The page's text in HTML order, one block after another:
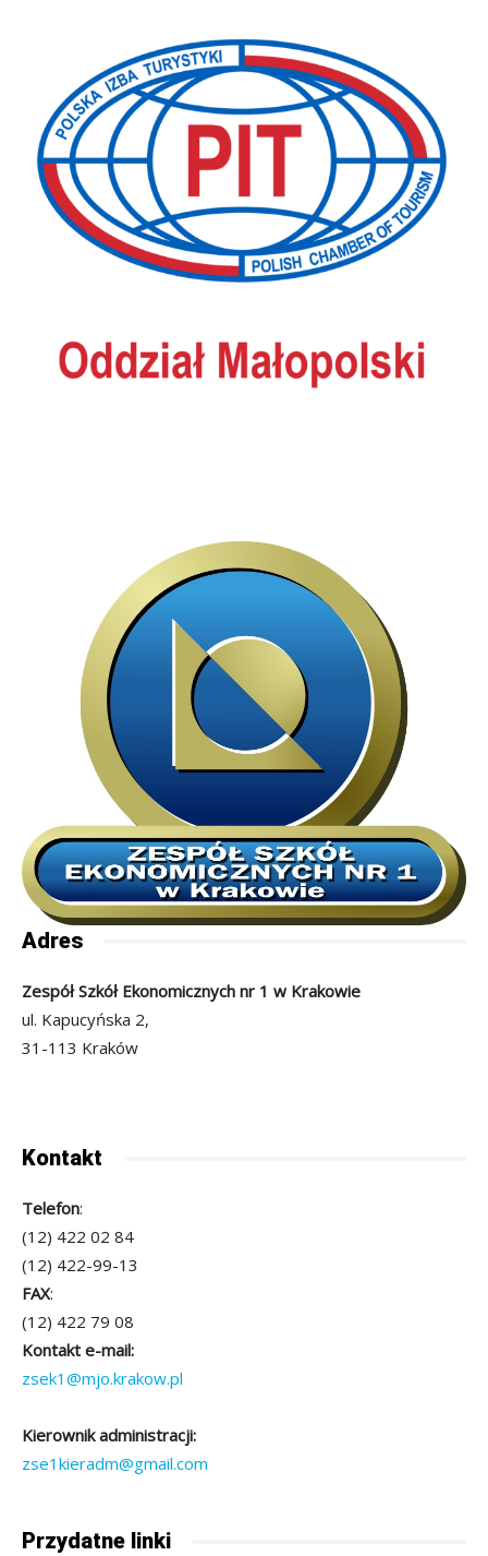
Adres
Zespół Szkół Ekonomicznych nr 1 w Krakowie
ul. Kapucyńska 2,
31-113 Kraków
Kontakt
Telefon:
(12) 422 02 84
(12) 422-99-13
FAX:
(12) 422 79 08
Kontakt e-mail:
zsek1@mjo.krakow.pl
Kierownik administracji:
zse1kieradm@gmail.com
Przydatne linki